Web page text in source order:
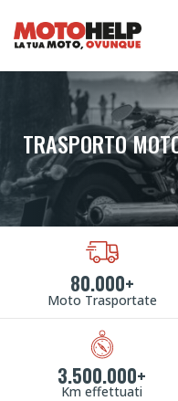
TRASPORTO
80.000+
Moto Trasportate
3.500.000+
Km effettuati